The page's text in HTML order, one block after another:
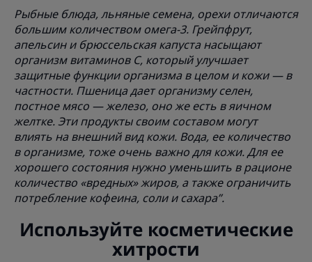
Рыбные блюда, льняные семена, орехи отличаются
большим количеством омега-3. Грейпфрут,
апельсин и брюссельская капуста насыщают
организм витаминов C, который улучшает
защитные функции организма в целом и кожи — в
частности. Пшеница дает организму селен,
постное мясо — железо, оно же есть в яичном
желтке. Эти продукты своим составом могут
влиять на внешний вид кожи. Вода, ее количество
в организме, тоже очень важно для кожи. Для ее
хорошего состояния нужно уменьшить в рационе
количество «вредных» жиров, а также ограничить
потребление кофеина, соли и сахара”.
Используйте косметические
хитрости